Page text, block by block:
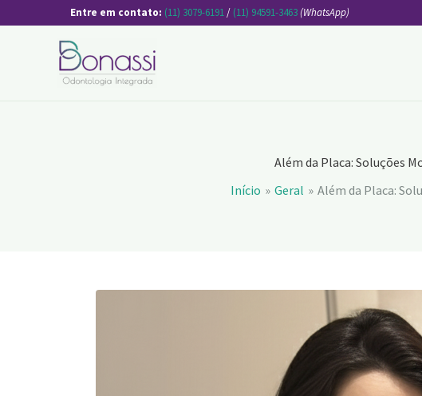
para
Entre em contato: (11) 3079-6191/ (11) 94591-3463(WhatsApp)
Além da Placa: Soluções
Início
Geral Além da Placa: